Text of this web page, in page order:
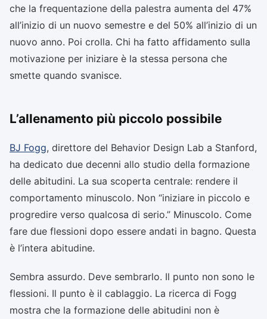
che la frequentazione della palestra aumenta del 47%
all’inizio di un nuovo semestre e del 50% all’inizio di un
nuovo anno. Poi crolla. Chi ha fatto affidamento sulla
motivazione per iniziare è la stessa persona che
smette quando svanisce.
L’allenamento più piccolo possibile
BJ Fogg, direttore del Behavior Design Lab a Stanford,
ha dedicato due decenni allo studio della formazione
delle abitudini. La sua scoperta centrale: rendere il
comportamento minuscolo. Non “iniziare in piccolo e
progredire verso qualcosa di serio.” Minuscolo. Come
fare due flessioni dopo essere andati in bagno. Questa
è l’intera abitudine.
Sembra assurdo. Deve sembrarlo. Il punto non sono le
flessioni. Il punto è il cablaggio. La ricerca di Fogg
mostra che la formazione delle abitudini non è